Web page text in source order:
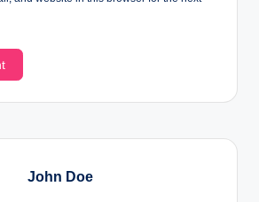
John Doe